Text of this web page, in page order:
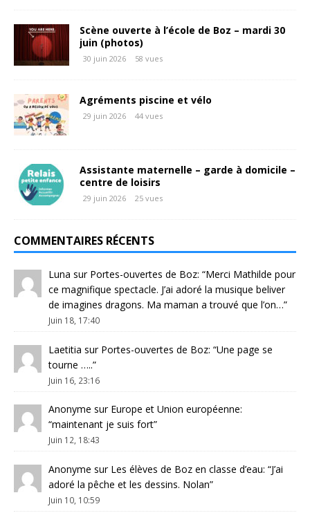
Scène ouverte à l’école de Boz – mardi 30
juin (photos)
30 juin 2026 58 vues
Agréments piscine et vélo
29 juin 2026 44 vues
Assistante maternelle – garde à domicile –
centre de loisirs
29 juin 2026 25 vues
COMMENTAIRES RÉCENTS
Luna sur Portes-ouvertes de Boz: “Merci Mathilde pour
ce magnifique spectacle. J’ai adoré la musique beliver
de imagines dragons. Ma maman a trouvé que l’on…”
Juin 18, 17:40
Laetitia sur Portes-ouvertes de Boz: “Une page se
tourne …..”
Juin 16, 23:16
Anonyme sur Europe et Union européenne:
“maintenant je suis fort”
Juin 12, 18:43
Anonyme sur Les élèves de Boz en classe d’eau: “J’ai
adoré la pêche et les dessins. Nolan”
Juin 10, 10:59